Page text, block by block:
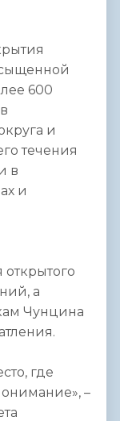
600
и
течения
в
и
а
Чунцина
где
–